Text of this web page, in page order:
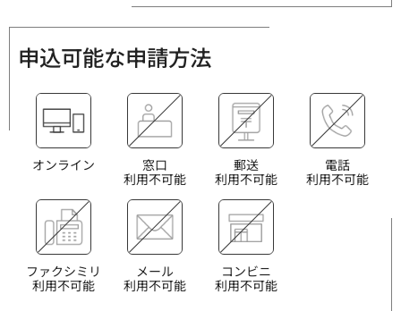
申込可能な申請方法
オンライン
窓口
利用不可能
郵送
利用不可能
電話
利用不可能
ファクシミリ
利用不可能
メール
利用不可能
コンビニ
利用不可能